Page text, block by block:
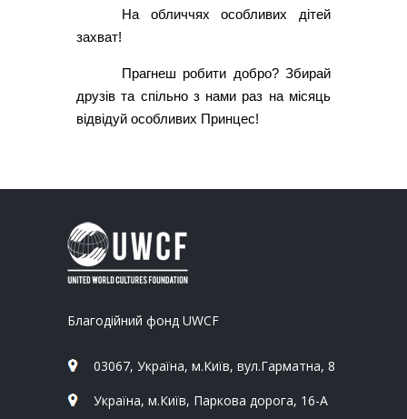
На обличчях особливих дітей
захват!
Прагнеш робити добро? Збирай
друзів та спільно з нами раз на місяць
відвідуй особливих Принцес!
Благодійний фонд UWCF
03067, Україна, м.Київ, вул.Гарматна, 8
Україна, м.Київ, Паркова дорога, 16-А